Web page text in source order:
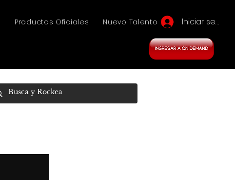
Productos Oficiales Nuevo Talento Iniciar sesión